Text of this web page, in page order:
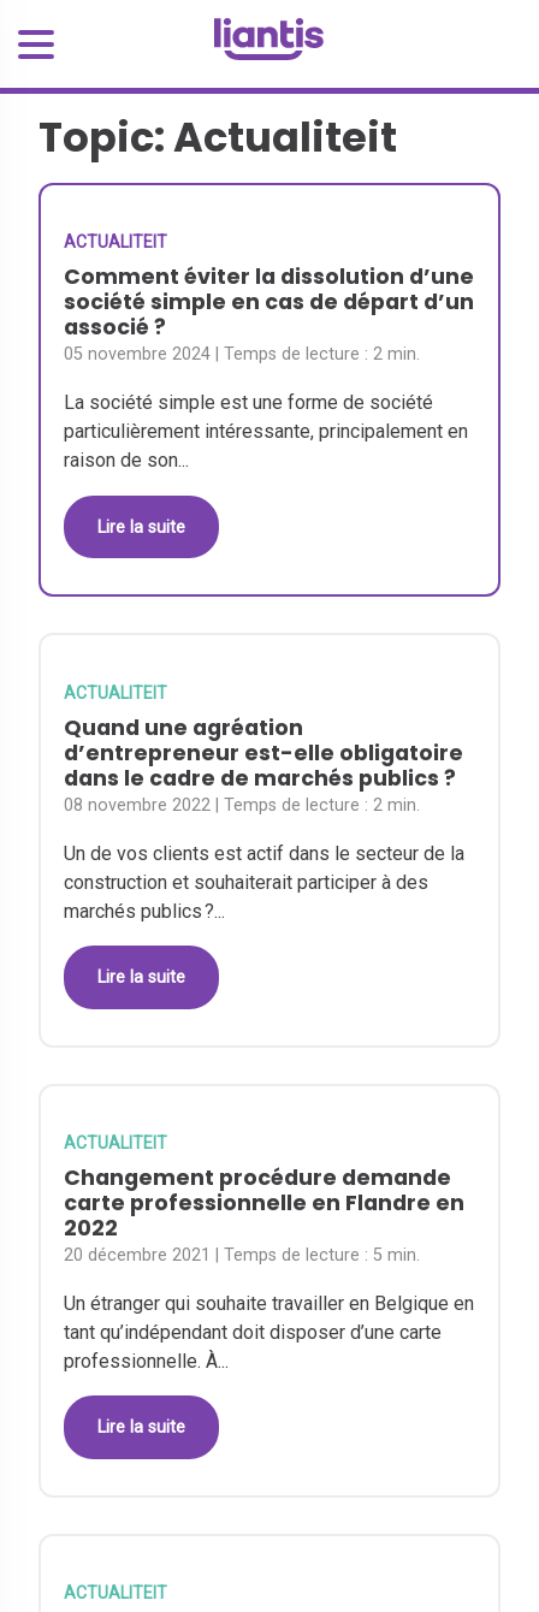
Topic: Actualiteit
ACTUALITEIT
Comment éviter la dissolution d’une
société simple en cas de départ d’un
associé ?
05 novembre 2024 | Temps de lecture :2 min.
La société simple est une forme de société
particulièrement intéressante, principalement en
raison de son...
Lire la suite
ACTUALITEIT
Quand une agréation
d’entrepreneur est-elle obligatoire
dans le cadre de marchés publics ?
08 novembre 2022 | Temps de lecture :2 min.
Un de vos clients est actif dans le secteur de la
construction et souhaiterait participer à des
marchés publics ?...
Lire la suite
ACTUALITEIT
Changement procédure demande
carte professionnelle en Flandre en
2022
20 décembre 2021 | Temps de lecture :5 min.
Un étranger qui souhaite travailler en Belgique en
tant qu’indépendant doit disposer d’une carte
professionnelle. À...
Lire la suite
ACTUALITEIT